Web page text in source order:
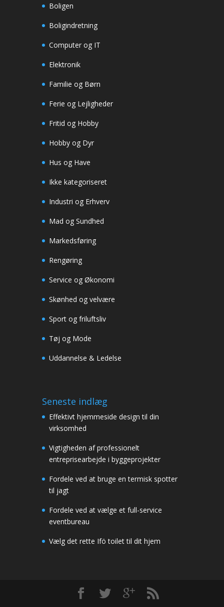
Boligen
Boligindretning
Computer og IT
Elektronik
Familie og Børn
Ferie og Lejligheder
Fritid og Hobby
Hobby og Dyr
Hus og Have
Ikke kategoriseret
Industri og Erhverv
Mad og Sundhed
Markedsføring
Rengøring
Service og Økonomi
Skønhed og velvære
Sport og friluftsliv
Tøj og Mode
Uddannelse & Ledelse
Seneste indlæg
Effektivt hjemmeside design til din
virksomhed
Vigtigheden af professionelt
entreprisearbejde i byggeprojekter
Fordele ved at bruge en termisk spotter
til jagt
Fordele ved at vælge et full-service
eventbureau
Vælg det rette Ifö toilet til dit hjem